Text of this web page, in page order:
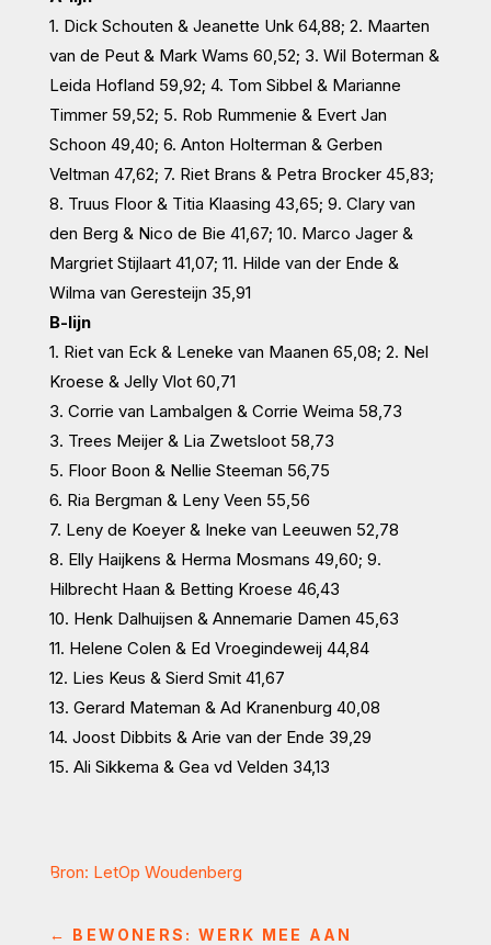
1. Dick Schouten & Jeanette Unk 64,88; 2. Maarten
van de Peut & Mark Wams 60,52; 3. Wil Boterman &
Leida Hofland 59,92; 4. Tom Sibbel & Marianne
Timmer 59,52; 5. Rob Rummenie & Evert Jan
Schoon 49,40; 6. Anton Holterman & Gerben
Veltman 47,62; 7. Riet Brans & Petra Brocker 45,83;
8. Truus Floor & Titia Klaasing 43,65; 9. Clary van
den Berg & Nico de Bie 41,67; 10. Marco Jager &
Margriet Stijlaart 41,07; 11. Hilde van der Ende &
Wilma van Geresteijn 35,91
B-lijn
1. Riet van Eck & Leneke van Maanen 65,08; 2. Nel
Kroese & Jelly Vlot 60,71
3. Corrie van Lambalgen & Corrie Weima 58,73
3. Trees Meijer & Lia Zwetsloot 58,73
5. Floor Boon & Nellie Steeman 56,75
6. Ria Bergman & Leny Veen 55,56
7. Leny de Koeyer & Ineke van Leeuwen 52,78
8. Elly Haijkens & Herma Mosmans 49,60; 9.
Hilbrecht Haan & Betting Kroese 46,43
10. Henk Dalhuijsen & Annemarie Damen 45,63
11. Helene Colen & Ed Vroegindeweij 44,84
12. Lies Keus & Sierd Smit 41,67
13. Gerard Mateman & Ad Kranenburg 40,08
14. Joost Dibbits & Arie van der Ende 39,29
15. Ali Sikkema & Gea vd Velden 34,13
Bron: LetOp Woudenberg
← BEWONERS: WERK MEE AAN